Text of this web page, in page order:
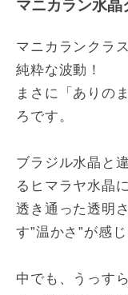
マニカラン水晶
マニカランクラ
純粋な波動！
まさに「ありの
ろです。
ブラジル水晶と
るヒマラヤ水晶に
透き通った透明
す”温かさ”が感
中でも、うっす